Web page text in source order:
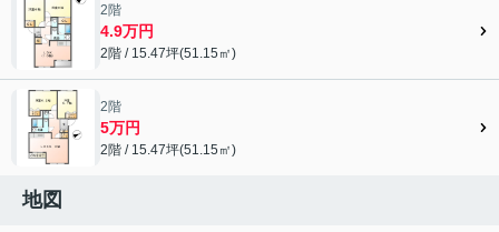
2階
4.9万円
2階 / 15.47坪(51.15㎡)
2階
5万円
2階 / 15.47坪(51.15㎡)
地図